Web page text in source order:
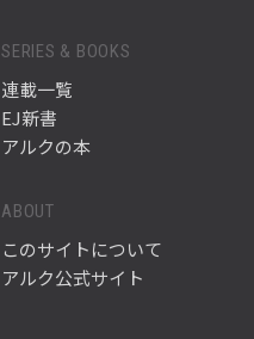
SERIES & BOOKS
連載一覧
EJ新書
アルクの本
ABOUT
このサイトについて
アルク公式サイト